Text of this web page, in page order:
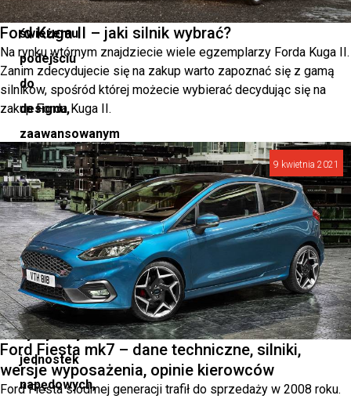
Dzięki
świeżemu
podejściu
do
designu,
zaawansowanym
systemom
komfortu
oraz
rozbudowanej
ofercie
elektrycznych
i
hybrydowych
jednostek
napędowych,
Ford Kuga II – jaki silnik wybrać?
Na rynku wtórnym znajdziecie wiele egzemplarzy Forda Kuga II.
Zanim zdecydujecie się na zakup warto zapoznać się z gamą
silników, spośród której możecie wybierać decydując się na
zakup Forda Kuga II.
9 kwietnia 2021
Ford Fiesta mk7 – dane techniczne, silniki,
wersje wyposażenia, opinie kierowców
Ford Fiesta siódmej generacji trafił do sprzedaży w 2008 roku.